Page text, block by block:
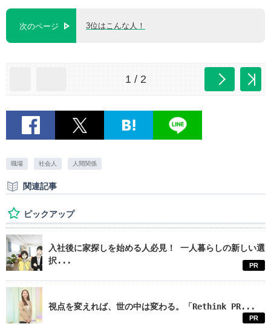
次のページ 3位はこんな人！
1 / 2
職場 社会人 人間関係
関連記事
ピックアップ
入社後に家探しを始める人必見！ 一人暮らしの新しい選
択...
PR
視点を変えれば、世の中は変わる。「Rethink PR...
PR